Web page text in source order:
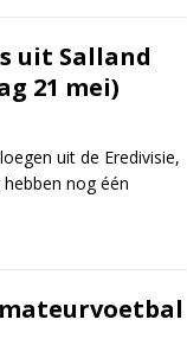
uit Salland
21 mei)
uit de Eredivisie,
nog één